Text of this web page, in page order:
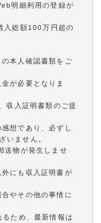
明細利用の登録が
入総額100万円超の
本人確認書類をご
が必要となりま
収入証明書類のご提
想であり、必ずし
いません。
送物が発生しませ
にも収入証明書が
やその他の事情に
ため、最新情報は